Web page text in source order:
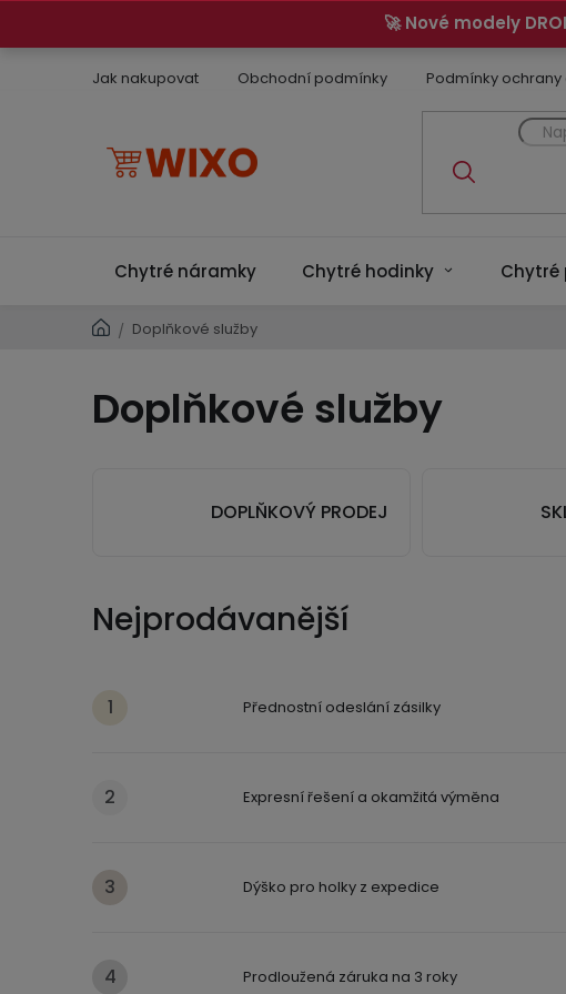
🚀 Nové modely
Jak nakupovat Obchodní podmínky Podmínky
Chytré náramky Chytré hodinky Chytré
Domů
/ Doplňkové služby
Doplňkové služby
DOPLŇKOVÝ PRODEJ
Nejprodávanější
Přednostní odeslání zásilky
Expresní řešení a okamžitá výměna
Dýško pro holky z expedice
Prodloužená záruka na 3 roky